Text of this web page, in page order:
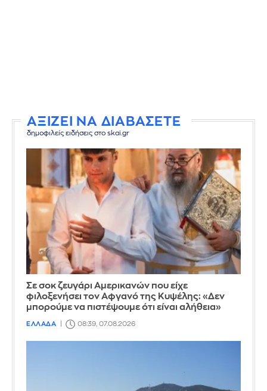
ΑΞΙΖΕΙ ΝΑ ΔΙΑΒΑΣΕΤΕ
δημοφιλείς ειδήσεις στο skai.gr
Σε σοκ ζευγάρι Αμερικανών που είχε
φιλοξενήσει τον Αφγανό της Κυψέλης: «Δεν
μπορούμε να πιστέψουμε ότι είναι αλήθεια»
ΕΛΛΑΔΑ 08:39, 07.08.2026